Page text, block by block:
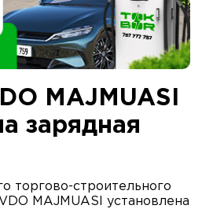
MAJMUASI
зарядная
торгово-строительного
MAJMUASI установлена